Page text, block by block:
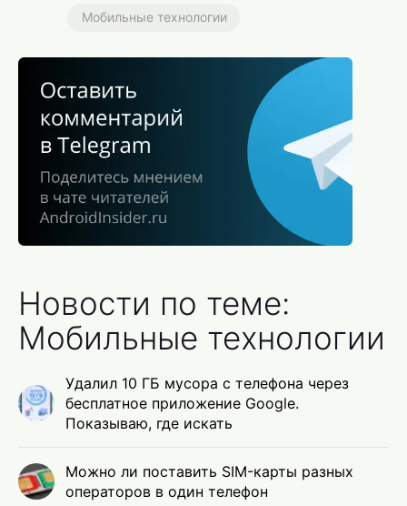
Мобильные технологии
Новости по теме:
Мобильные технологии
Удалил 10 ГБ мусора с телефона через
бесплатное приложение Google.
Показываю, где искать
Можно ли поставить SIM-карты разных
операторов в один телефон